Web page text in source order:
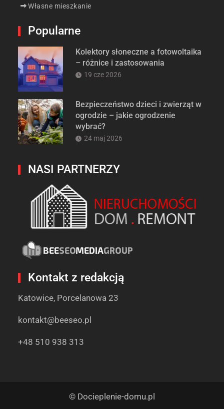
Własne mieszkanie
Popularne
Kolektory słoneczne a fotowoltaika
– różnice i zastosowania
19 cze 2026
Bezpieczeństwo dzieci i zwierząt w
ogrodzie – jakie ogrodzenie
wybrać?
24 maj 2026
NASI PARTNERZY
Kontakt z redakcją
Katowice, Porcelanowa 23
kontakt@beeseo.pl
+48 510 938 313
© Docieplenie-domu.pl